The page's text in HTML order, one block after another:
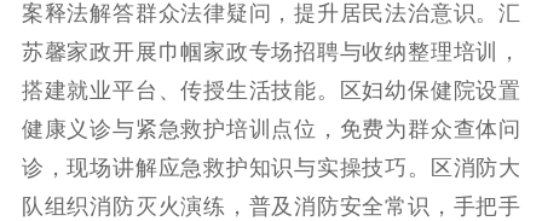
机关党建
党建要闻 学习在线
文化人才
紫金人才 职称评审
案释法解答群众法律疑问，提升居民法治意识。汇
苏馨家政开展巾帼家政专场招聘与收纳整理培训，
搭建就业平台、传授生活技能。区妇幼保健院设置
健康义诊与紧急救护培训点位，免费为群众查体问
诊，现场讲解应急救护知识与实操技巧。区消防大
队组织消防灭火演练，普及消防安全常识，手把手